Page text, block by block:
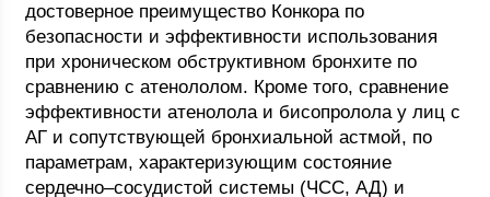
достоверное преимущество Конкора по
безопасности и эффективности использования
при хроническом обструктивном бронхите по
сравнению с атенололом. Кроме того, сравнение
эффективности атенолола и бисопролола у лиц с
АГ и сопутствующей бронхиальной астмой, по
параметрам, характеризующим состояние
сердечно–сосудистой системы (ЧСС, АД) и